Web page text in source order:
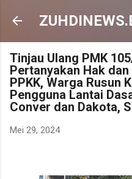
Langsung
Tinjau Ulang PMK
Pertanyakan Hak dan
PPKK, Warga Rusun
Pengguna Lantai
Conver dan Dakota,
Mei 29, 2024